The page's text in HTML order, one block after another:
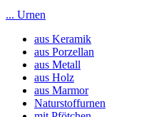
... Urnen
aus Keramik
aus Porzellan
aus Metall
aus Holz
aus Marmor
Naturstoffurnen